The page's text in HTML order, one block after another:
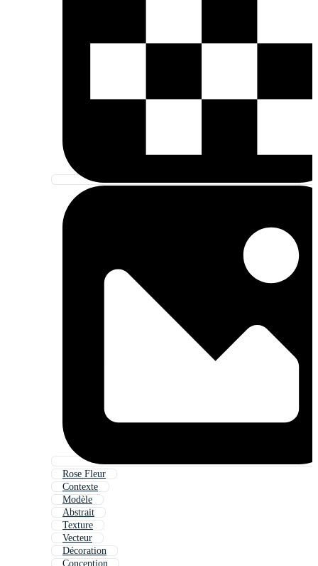
Rose Fleur
Contexte
Modèle
Abstrait
Texture
Vecteur
Décoration
Conception